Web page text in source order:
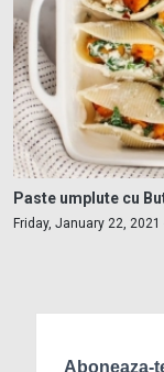
Paste umplute cu
Friday, January 22, 2021